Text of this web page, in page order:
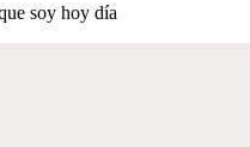
soy hoy día